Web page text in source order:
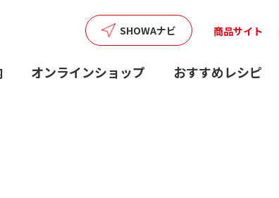
SHOWAナビ 商品サイト
オンラインショップ おすすめレシピ